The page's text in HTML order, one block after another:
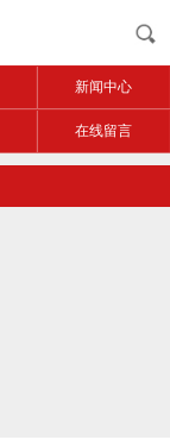
新闻中心
在线留言